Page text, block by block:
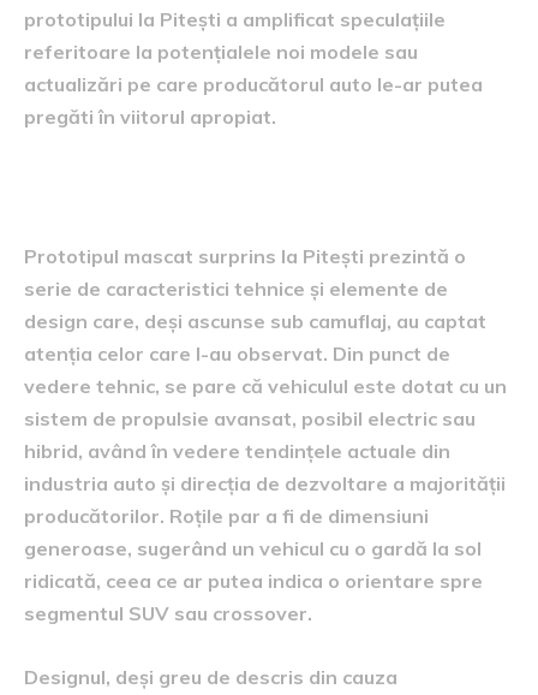
prototipului la Pitești a amplificat speculațiile
referitoare la potențialele noi modele sau
actualizări pe care producătorul auto le-ar putea
pregăti în viitorul apropiat.
Prototipul mascat surprins la Pitești prezintă o
serie de caracteristici tehnice și elemente de
design care, deși ascunse sub camuflaj, au captat
atenția celor care l-au observat. Din punct de
vedere tehnic, se pare că vehiculul este dotat cu un
sistem de propulsie avansat, posibil electric sau
hibrid, având în vedere tendințele actuale din
industria auto și direcția de dezvoltare a majorității
producătorilor. Roțile par a fi de dimensiuni
generoase, sugerând un vehicul cu o gardă la sol
ridicată, ceea ce ar putea indica o orientare spre
segmentul SUV sau crossover.
Designul, deși greu de descris din cauza